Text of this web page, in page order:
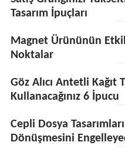
Tasarım İpuçları
Magnet Ürününün
Noktalar
Göz Alıcı Antetli Kağıt
Kullanacağınız 6 İpucu
Cepli Dosya
Dönüşmesini